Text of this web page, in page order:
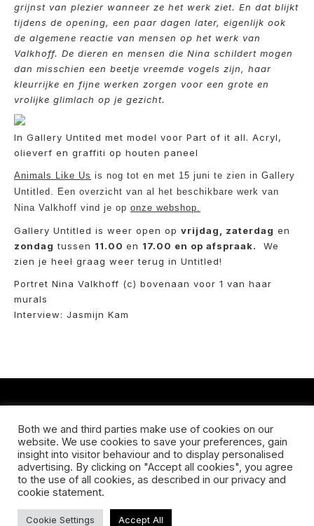
grijnst van plezier wanneer ze het werk ziet. En dat blijkt
tijdens de opening, een paar dagen later, eigenlijk ook
de algemene reactie van mensen op het werk van
Valkhoff. De dieren en mensen die Nina schildert mogen
dan misschien een beetje vreemde vogels zijn, haar
kleurrijke en fijne werken zorgen voor een grote en
vrolijke glimlach op je gezicht.
In Gallery Untited met model voor Part of it all. Acryl,
olieverf en graffiti op houten paneel
Animals Like Us is nog tot en met 15 juni te zien in Gallery
Untitled. Een overzicht van al het beschikbare werk van
Nina Valkhoff vind je op onze webshop.
Gallery Untitled is weer open op vrijdag, zaterdag en
zondag tussen 11.00 en 17.00 en op afspraak.
We
zien je heel graag weer terug in Untitled!
Portret Nina Valkhoff (c) bovenaan voor 1 van haar
murals
Interview: Jasmijn Kam
Koningsveldestraat 14
3037 VS Rotterdam
+31 (0) 651426758
info@galleryuntitled.nl
Find us on:
Facebook
YouTubeInstagram
Both we and third parties make use of cookies on our
website. We use cookies to save your preferences, gain
insight into visitor behaviour and to display personalised
advertising. By clicking on "Accept all cookies", you agree
to the use of all cookies, as described in our privacy and
cookie statement.
Cookie Settings Accept All